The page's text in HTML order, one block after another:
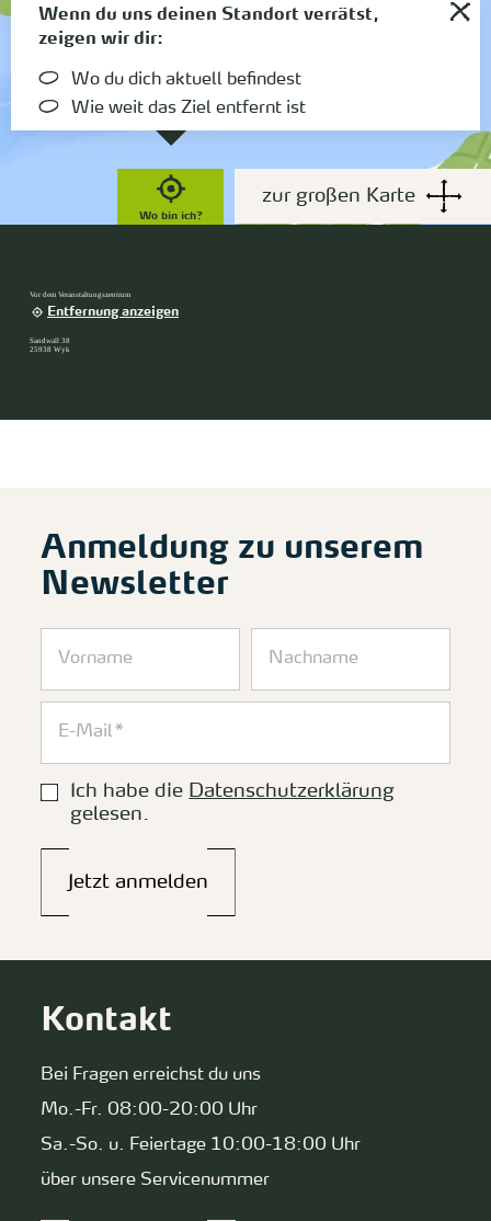
Wo bin ich?
Wenn du uns deinen Standort verrätst,
zeigen wir dir:
Wo du dich aktuell befindest
Wie weit das Ziel entfernt ist
zur großen Karte
Vor dem Veranstaltungszentrum
Entfernung anzeigen
Sandwall 38
25938 Wyk
Anmeldung zu unserem
Newsletter
Ich habe die Datenschutzerklärung
gelesen.
Jetzt anmelden
Kontakt
Bei Fragen erreichst du uns
Mo.-Fr. 08:00-20:00 Uhr
Sa.-So. u. Feiertage 10:00-18:00 Uhr
über unsere Servicenummer